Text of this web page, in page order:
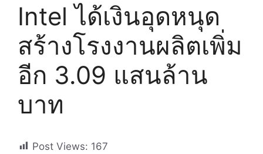
Intel ได้เงินอุดหนุด
สร้างโรงงานผลิตเพิ่ม
อีก 3.09 แสนล้าน
บาท
Post Views: 167